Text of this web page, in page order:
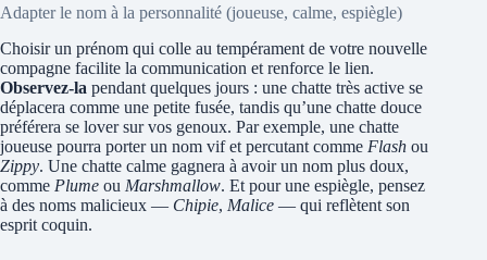
Adapter le nom à la personnalité (joueuse, calme, espiègle)
Choisir un prénom qui colle au tempérament de votre nouvelle
compagne facilite la communication et renforce le lien.
Observez-la pendant quelques jours : une chatte très active se
déplacera comme une petite fusée, tandis qu’une chatte douce
préférera se lover sur vos genoux. Par exemple, une chatte
joueuse pourra porter un nom vif et percutant comme Flash ou
Zippy. Une chatte calme gagnera à avoir un nom plus doux,
comme Plume ou Marshmallow. Et pour une espiègle, pensez
à des noms malicieux — Chipie, Malice — qui reflètent son
esprit coquin.